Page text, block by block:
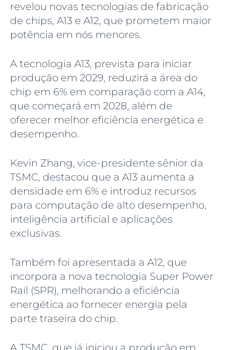
revelou novas tecnologias de fabricação
de chips, A13 e A12, que prometem maior
potência em nós menores.
A tecnologia A13, prevista para iniciar
produção em 2029, reduzirá a área do
chip em 6% em comparação com a A14,
que começará em 2028, além de
oferecer melhor eficiência energética e
desempenho.
Kevin Zhang, vice-presidente sênior da
TSMC, destacou que a A13 aumenta a
densidade em 6% e introduz recursos
para computação de alto desempenho,
inteligência artificial e aplicações
exclusivas.
Também foi apresentada a A12, que
incorpora a nova tecnologia Super Power
Rail (SPR), melhorando a eficiência
energética ao fornecer energia pela
parte traseira do chip.
A TSMC, que já iniciou a produção em